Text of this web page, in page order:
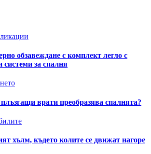
обзавеждане с комплект легло с
за спалня
врати преобразява спалнята?
хълм, където колите се движат нагоре